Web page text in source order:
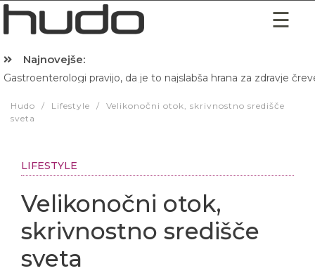
Najnovejše:
Gastroenterologi pravijo, da je to najslabša hrana za zdravje
Hudo / Lifestyle /
Velikonočni otok, skrivnostno središče
sveta
LIFESTYLE
Velikonočni otok,
skrivnostno središče
sveta